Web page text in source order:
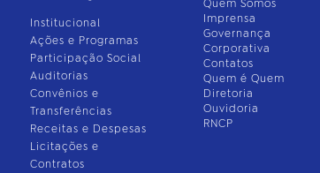
Institucional
Ações e Programas
Participação Social
Auditorias
Convênios e
Transferências
Receitas e Despesas
Licitações e
Contratos
Quem Somos
Imprensa
Governança
Corporativa
Contatos
Quem é Quem
Diretoria
Ouvidoria
RNCP